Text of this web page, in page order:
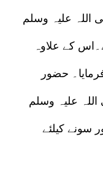
اللہ علیہ وسلم
کے علاوہ
حضور
علیہ وسلم
سونے کیلئے